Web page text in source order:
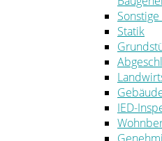
Statik
IED-